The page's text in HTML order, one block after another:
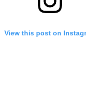
View this post on